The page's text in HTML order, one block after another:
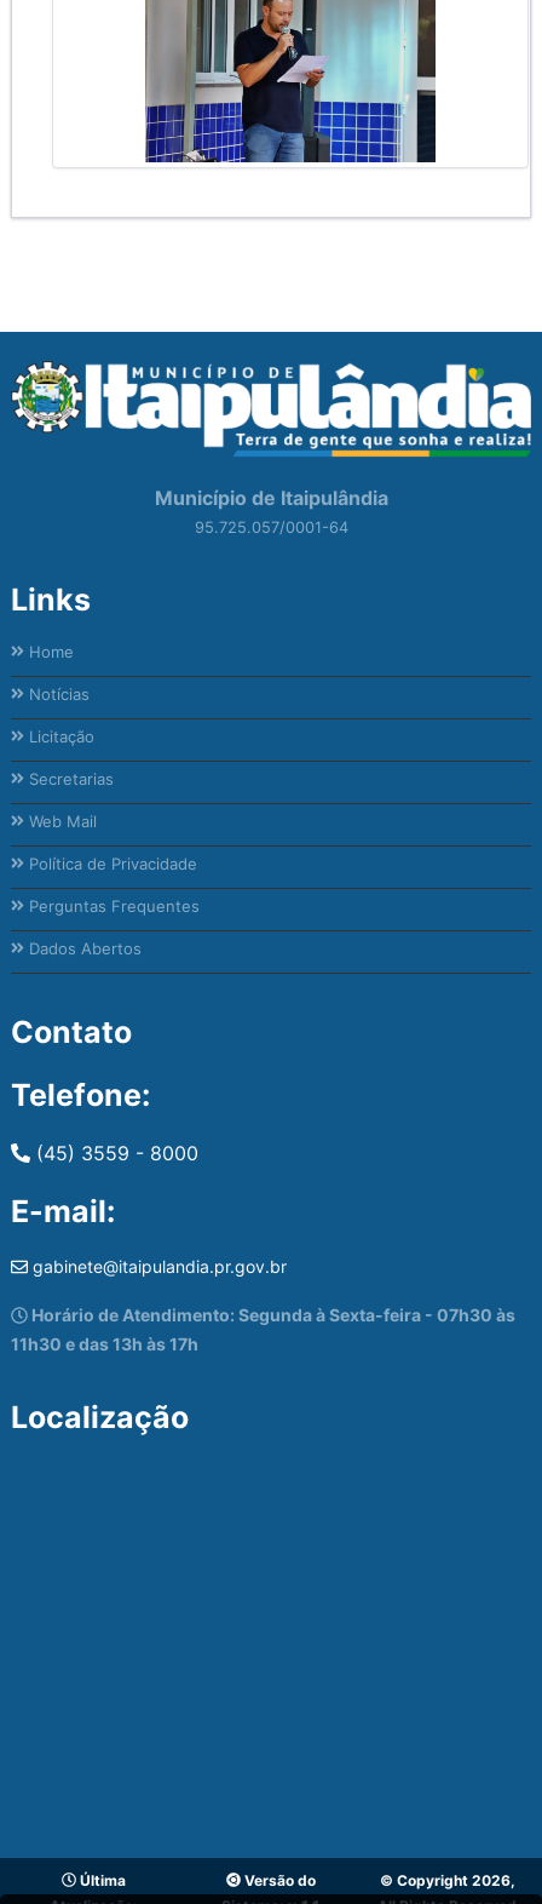
Município de Itaipulândia
95.725.057/0001-64
Links
Home
Notícias
Licitação
Secretarias
Web Mail
Política de Privacidade
Perguntas Frequentes
Dados Abertos
Contato
Telefone:
(45) 3559 - 8000
E-mail:
gabinete@itaipulandia.pr.gov.br
Horário de Atendimento: Segunda à Sexta-feira - 07h30 às
11h30 e das 13h às 17h
Localização
Última
Versão do
© Copyright 2026,